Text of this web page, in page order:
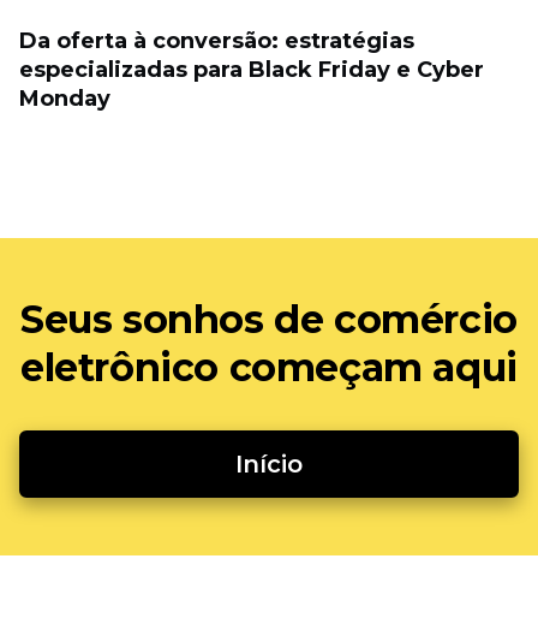
Da oferta à conversão: estratégias
especializadas para Black Friday e Cyber ​​
Monday
Seus sonhos de comércio
eletrônico começam aqui
Início